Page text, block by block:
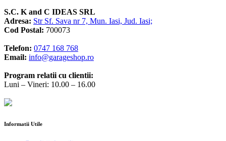
S.C. K and C IDEAS SRL
Adresa: Str Sf. Sava nr 7, Mun. Iasi, Jud. Iasi;
Cod Postal: 700073
Telefon: 0747 168 768
Email: info@garageshop.ro
Program relatii cu clientii:
Luni – Vineri: 10.00 – 16.00
Informatii Utile